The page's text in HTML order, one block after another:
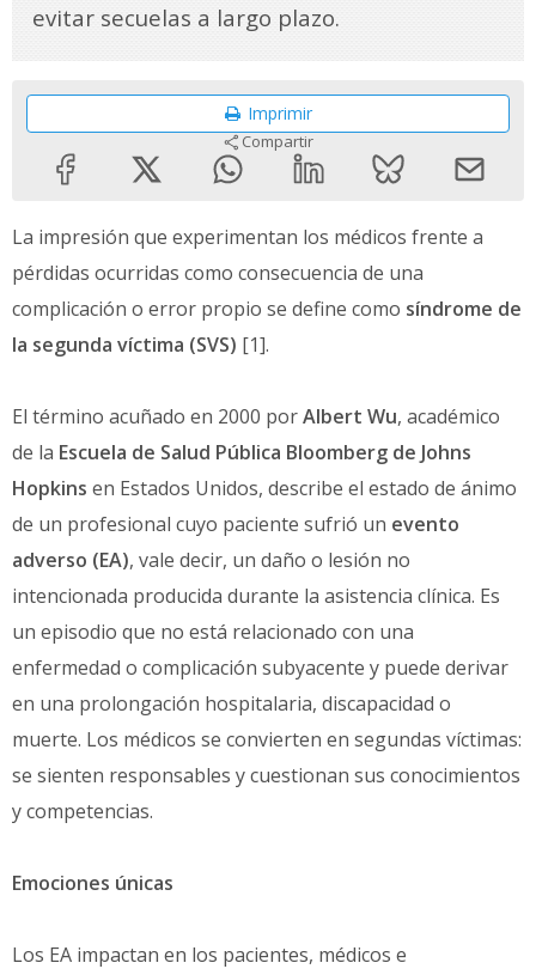
evitar secuelas a largo plazo.
Imprimir
Compartir
La impresión que experimentan los médicos frente a
pérdidas ocurridas como consecuencia de una
complicación o error propio se define como síndrome de
la segunda víctima (SVS) [1].
El término acuñado en 2000 porAlbert Wu, académico
de la Escuela de Salud Pública Bloomberg de Johns
Hopkins en Estados Unidos, describe el estado de ánimo
de un profesional cuyo paciente sufrió un evento
adverso (EA), vale decir, un daño o lesión no
intencionada producida durante la asistencia clínica. Es
un episodio que no está relacionado con una
enfermedad o complicación subyacente y puede derivar
en una prolongación hospitalaria, discapacidad o
muerte. Los médicos se convierten en segundas víctimas:
se sienten responsables y cuestionan sus conocimientos
y competencias.
Emociones únicas
Los EA impactan en los pacientes, médicos e